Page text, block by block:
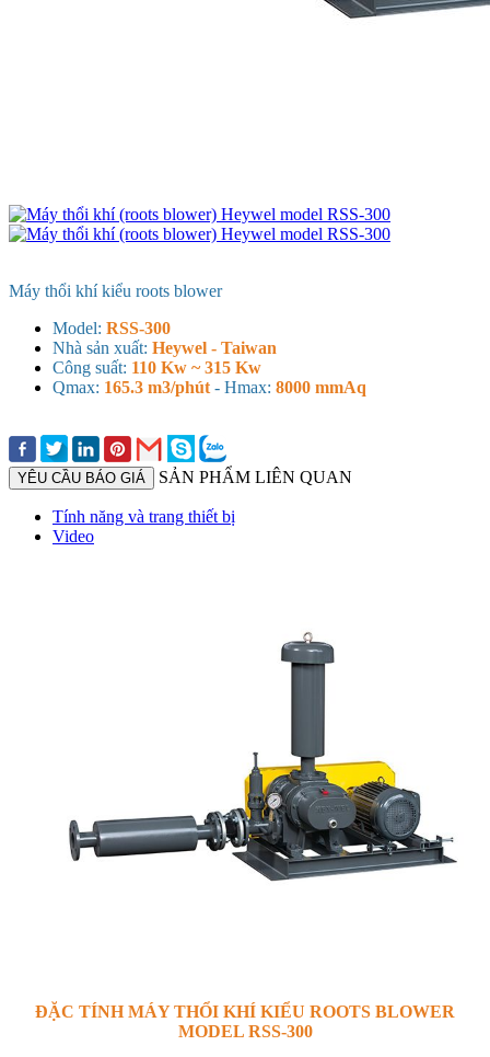
Máy thổi khí kiểu roots blower
Model: RSS-300
Nhà sản xuất: Heywel - Taiwan
Công suất: 110 Kw ~ 315 Kw
Qmax: 165.3 m3/phút - Hmax: 8000 mmAq
YÊU CẦU BÁO GIÁ SẢN PHẨM LIÊN QUAN
Tính năng và trang thiết bị
Video
ĐẶC TÍNH MÁY THỔI KHÍ KIỂU ROOTS BLOWER
MODEL RSS-300